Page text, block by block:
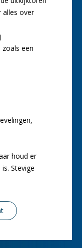
alles over
een
houd er
Stevige